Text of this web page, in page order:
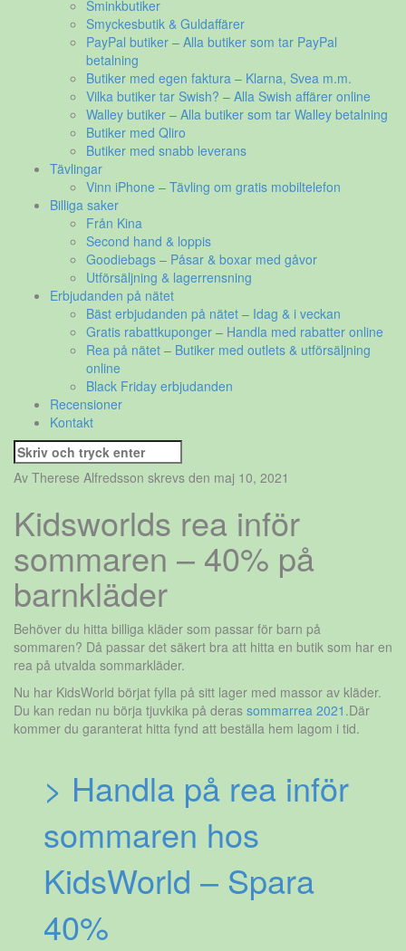
Sminkbutiker
Smyckesbutik & Guldaffärer
PayPal butiker – Alla butiker som tar PayPal
betalning
Butiker med egen faktura – Klarna, Svea m.m.
Vilka butiker tar Swish? – Alla Swish affärer online
Walley butiker – Alla butiker som tar Walley betalning
Butiker med Qliro
Butiker med snabb leverans
Tävlingar
Vinn iPhone – Tävling om gratis mobiltelefon
Billiga saker
Från Kina
Second hand & loppis
Goodiebags – Påsar & boxar med gåvor
Utförsäljning & lagerrensning
Erbjudanden på nätet
Bäst erbjudanden på nätet – Idag & i veckan
Gratis rabattkuponger – Handla med rabatter online
Rea på nätet – Butiker med outlets & utförsäljning
online
Black Friday erbjudanden
Recensioner
Kontakt
Sök
efter:
Av Therese Alfredsson skrevs den maj 10, 2021
Kidsworlds rea inför
sommaren – 40% på
barnkläder
Behöver du hitta billiga kläder som passar för barn på
sommaren? Då passar det säkert bra att hitta en butik som har en
rea på utvalda sommarkläder.
Nu har KidsWorld börjat fylla på sitt lager med massor av kläder.
Du kan redan nu börja tjuvkika på deras sommarrea 2021 .Där
kommer du garanterat hitta fynd att beställa hem lagom i tid.
> Handla på rea inför
sommaren hos
KidsWorld – Spara
40%